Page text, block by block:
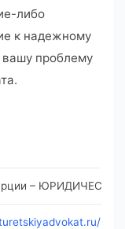
либо
к надежному
проблему
–